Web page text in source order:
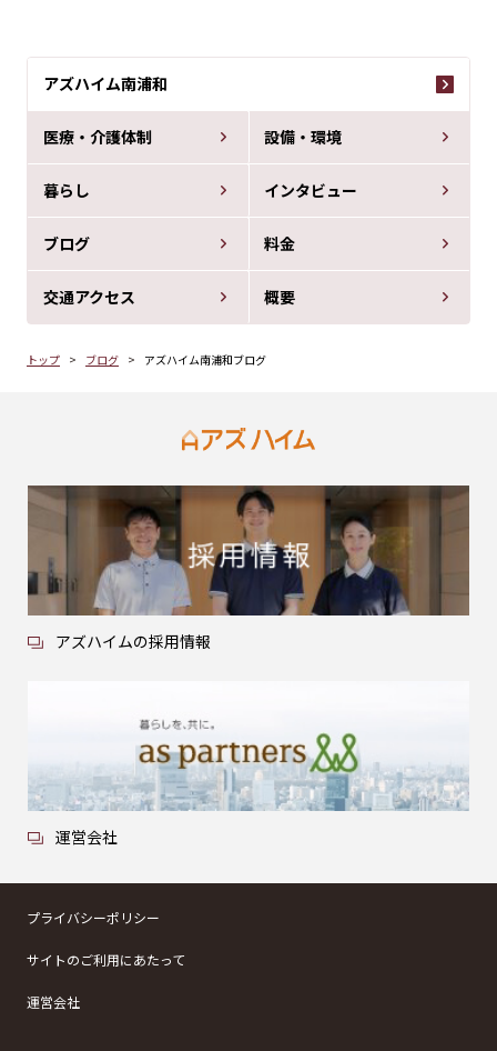
アズハイム南浦和
医療・介護体制 設備・環境
暮らし インタビュー
ブログ 料金
交通アクセス 概要
トップ ブログ アズハイム南浦和ブログ
アズハイムの採用情報
運営会社
プライバシーポリシー
サイトのご利用にあたって
運営会社